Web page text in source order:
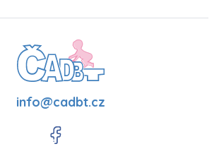
info@cadbt.cz